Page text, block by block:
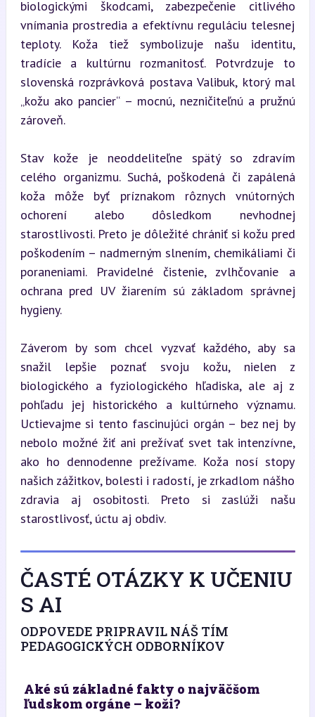
biologickými škodcami, zabezpečenie citlivého
vnímania prostredia a efektívnu reguláciu telesnej
teploty. Koža tiež symbolizuje našu identitu,
tradície a kultúrnu rozmanitosť. Potvrdzuje to
slovenská rozprávková postava Valibuk, ktorý mal
„kožu ako pancier“ – mocnú, nezničiteľnú a pružnú
zároveň.
Stav kože je neoddeliteľne spätý so zdravím
celého organizmu. Suchá, poškodená či zapálená
koža môže byť príznakom rôznych vnútorných
ochorení alebo dôsledkom nevhodnej
starostlivosti. Preto je dôležité chrániť si kožu pred
poškodením – nadmerným slnením, chemikáliami či
poraneniami. Pravidelné čistenie, zvlhčovanie a
ochrana pred UV žiarením sú základom správnej
hygieny.
Záverom by som chcel vyzvať každého, aby sa
snažil lepšie poznať svoju kožu, nielen z
biologického a fyziologického hľadiska, ale aj z
pohľadu jej historického a kultúrneho významu.
Uctievajme si tento fascinujúci orgán – bez nej by
nebolo možné žiť ani prežívať svet tak intenzívne,
ako ho dennodenne prežívame. Koža nosí stopy
našich zážitkov, bolesti i radostí, je zrkadlom nášho
zdravia aj osobitosti. Preto si zaslúži našu
starostlivosť, úctu aj obdiv.
ČASTÉ OTÁZKY K UČENIU
S AI
ODPOVEDE PRIPRAVIL NÁŠ TÍM
PEDAGOGICKÝCH ODBORNÍKOV
Aké sú základné fakty o najväčšom
ľudskom orgáne – koži?